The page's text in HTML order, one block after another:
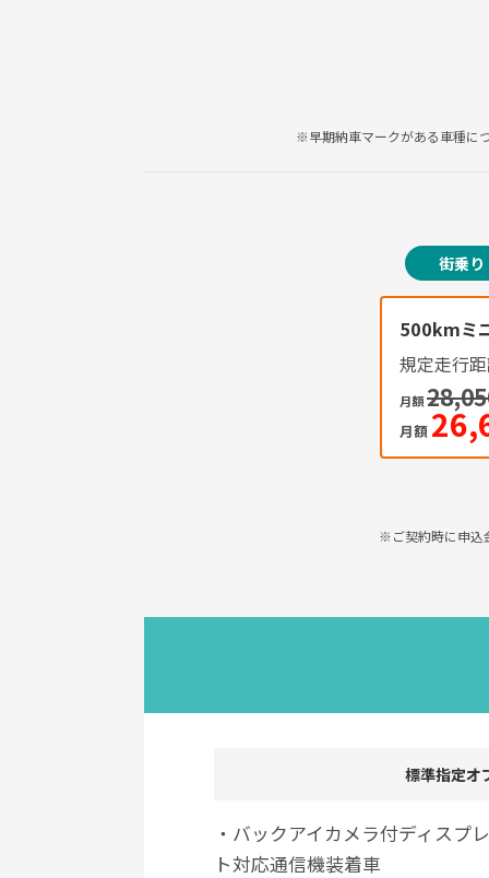
※早期納車マークがある車種に
街乗
500kmミ
規定走行
月額
月額
※ご契約時に申込
標準指定オ
・バックアイカメラ付ディスプ
ト対応通信機装着車